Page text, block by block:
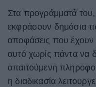
Στα προγράμματά του,
εκφράσουν δημόσια
αποφάσεις που έχουν
αυτό χωρίς πάντα να
απαιτούμενη
η διαδικασία